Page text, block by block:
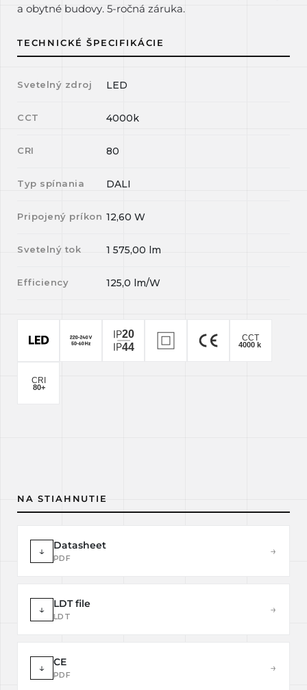
a obytné budovy. 5-ročná záruka.
TECHNICKÉ ŠPECIFIKÁCIE
Svetelný zdroj LED
CCT 4000k
CRI 80
Typ spínania DALI
Pripojený príkon 12,60 W
Svetelný tok 1 575,00 lm
Efficiency 125,0 lm/W
NA STIAHNUTIE
↓ Datasheet
PDF
→
↓ LDT file
LDT
→
↓ CE
PDF
→